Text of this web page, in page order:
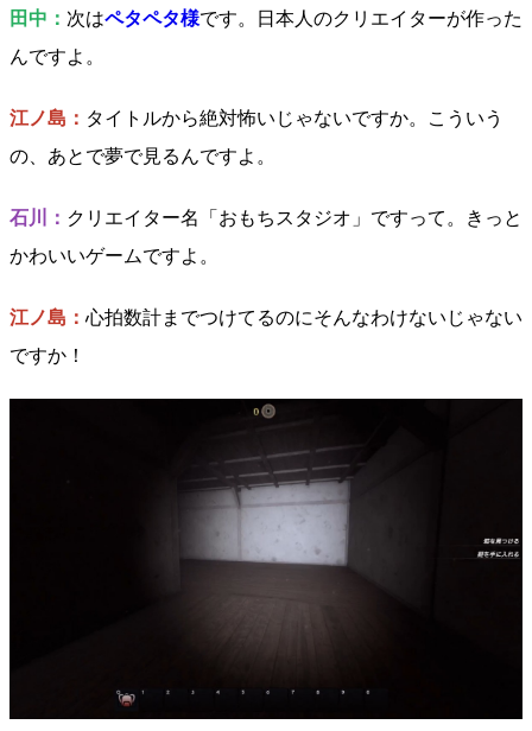
田中： 次はペタペタ様です。日本人のクリエイターが作った
んですよ。
江ノ島： タイトルから絶対怖いじゃないですか。こういう
の、あとで夢で見るんですよ。
石川： クリエイター名「おもちスタジオ」ですって。きっと
かわいいゲームですよ。
江ノ島： 心拍数計までつけてるのにそんなわけないじゃない
ですか！